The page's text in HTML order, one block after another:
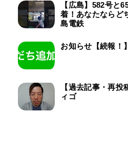
【広島】582号と
着！あなたならど
島電鉄
お知らせ【続報！】
【過去記事・再
ィゴ